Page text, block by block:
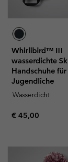
Whirlibird™ III
wasserdichte
Handschuhe für
Jugendliche
Wasserdicht
Regular price:
€ 45,00